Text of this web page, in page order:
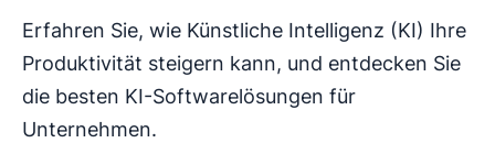
Erfahren Sie, wie Künstliche Intelligenz (KI) Ihre
Produktivität steigern kann, und entdecken Sie
die besten KI-Softwarelösungen für
Unternehmen.